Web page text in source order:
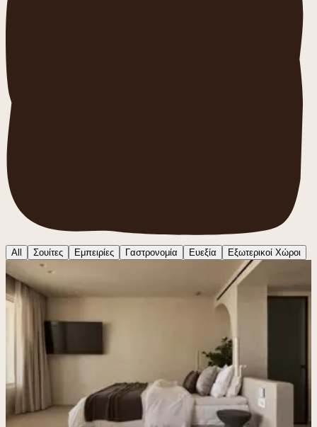
All Σουίτες Εμπειρίες Γαστρονομία Ευεξία Εξωτερικοί Χώροι